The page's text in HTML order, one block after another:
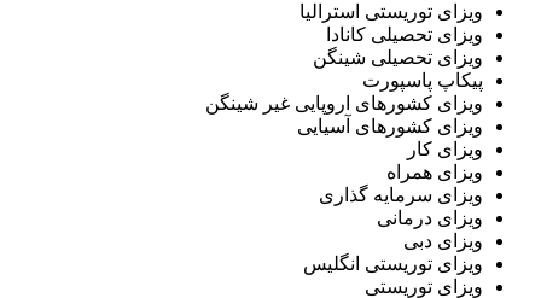
توریستی استرالیا
تحصیلی کانادا
تحصیلی شینگن
پاسپورت
کشورهای اروپایی غیر شینگن
کشورهای آسیایی
کار
همراه
سرمایه گذاری
درمانی
دبی
توریستی انگلیس
توریستی